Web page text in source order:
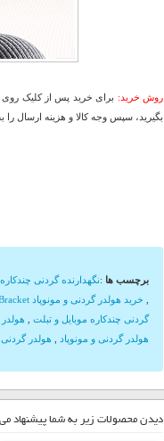
روش خرید: برای خرید پس از کلیک روی
بگیرید، سپس وجه کالا و هزینه ارسال
برچسب ها :نگهدارنده گردنی
خرید هولدر گردنی و مونوپاد Baseus Necklace Lazy Bracket
گردنی چندکاره موبایل و تبلت
هولدر گردنی و مونوپاد
هولدر
دیدن محصولات زیر به شما پیشنهاد